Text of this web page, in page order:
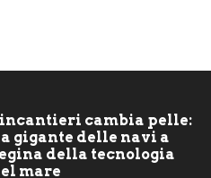
cambia pelle:
gigante delle navi a
della tecnologia
mare